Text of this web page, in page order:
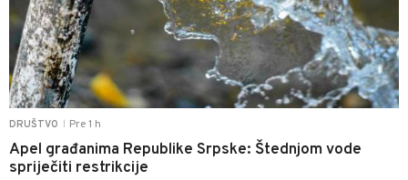
DRUŠTVO Pre 1 h
Apel građanima Republike Srpske: Štednjom vode
spriječiti restrikcije